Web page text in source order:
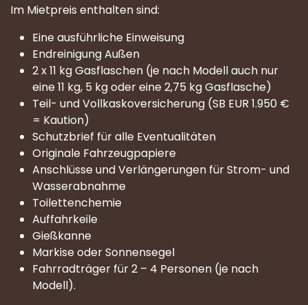
Im Mietpreis enthalten sind:
Eine ausführliche Einweisung
Endreinigung Außen
2 x 11 kg Gasflaschen (je nach Modell auch nur
eine 11 kg, 5 kg oder eine 2,75 kg Gasflasche)
Teil- und Vollkaskoversicherung (SB EUR 1.950 €
= Kaution)
Schutzbrief für alle Eventualitäten
Originale Fahrzeugpapiere
Anschlüsse und Verlängerungen für Strom- und
Wasserabnahme
Toilettenchemie
Auffahrkeile
Gießkanne
Markise oder Sonnensegel
Fahrradträger für 2 – 4 Personen (je nach
Modell).